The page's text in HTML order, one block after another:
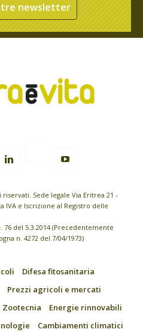
newsletter
Sede legale Via Eritrea 21 -
IVA e Iscrizione al Registro delle
del 5.3.2014 (Precedentemente
n. 4272 del 7/04/1973)
Difesa fitosanitaria
Prezzi agricoli e mercati
Zootecnia
Energie rinnovabili
Cambiamenti climatici